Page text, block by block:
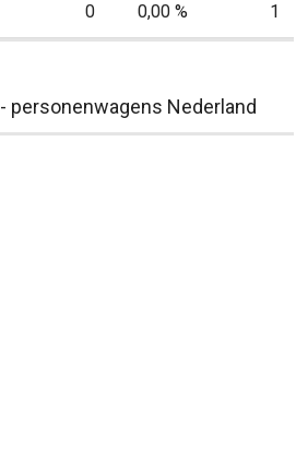
0 0,00 % 1
- personenwagens Nederland